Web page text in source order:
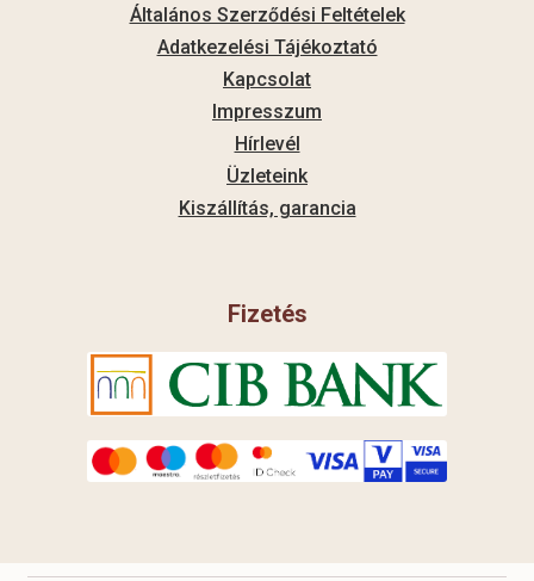
Általános Szerződési Feltételek
Adatkezelési Tájékoztató
Kapcsolat
Impresszum
Hírlevél
Üzleteink
Kiszállítás, garancia
Fizetés